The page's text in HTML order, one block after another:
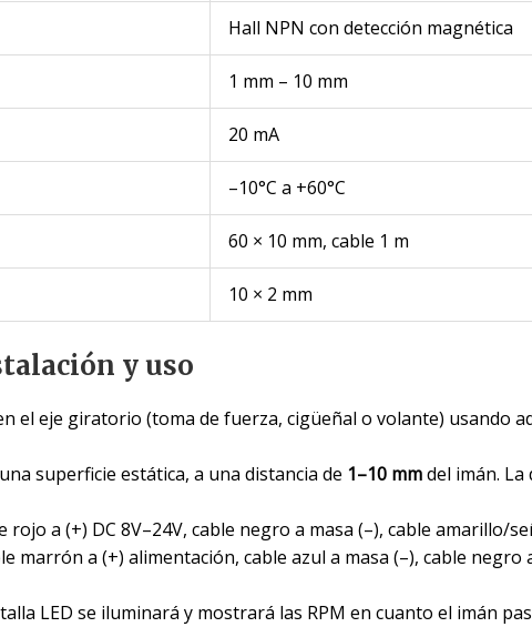
Hall NPN con detección magnética
1 mm – 10 mm
20 mA
–10°C a +60°C
60 × 10 mm, cable 1 m
10 × 2 mm
y uso
el eje giratorio (toma de fuerza, cigüeñal o volante) usando
superficie estática, a una distancia de 1–10 mmdel imán. La
rojo a (+) DC 8V–24V, cable negro a masa (–), cable amarillo/
marrón a (+) alimentación, cable azul a masa (–), cable negro
LED se iluminará y mostrará las RPM en cuanto el imán